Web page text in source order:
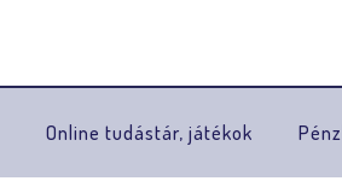
Online tudástár, játékok